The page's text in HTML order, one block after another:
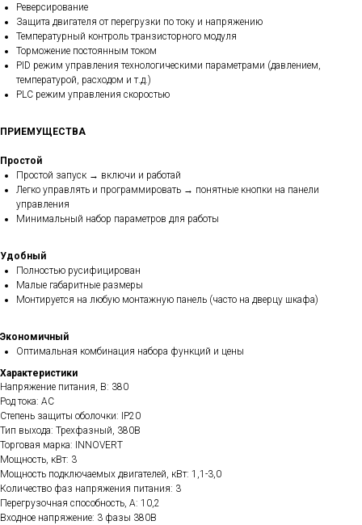
Реверсирование
Защита двигателя от перегрузки по току и напряжению
Температурный контроль транзисторного модуля
Торможение постоянным током
PID режим управления технологическими параметрами (давлением,
температурой, расходом и т.д.)
PLC режим управления скоростью
ПРИЕМУЩЕСТВА
Простой
Простой запуск → включи и работай
Легко управлять и программировать → понятные кнопки на панели
управления
Минимальный набор параметров для работы
Удобный
Полностью русифицирован
Малые габаритные размеры
Монтируется на любую монтажную панель (часто на дверцу шкафа)
Экономичный
Оптимальная комбинация набора функций и цены
Характеристики
Напряжение питания, В: 380
Род тока: AC
Степень защиты оболочки: IP20
Тип выхода: Трехфазный, 380В
Торговая марка: INNOVERT
Мощность, кВт: 3
Мощность подключаемых двигателей, кВт: 1,1-3,0
Количество фаз напряжения питания: 3
Перегрузочная способность, А: 10,2
Входное напряжение: 3 фазы 380В